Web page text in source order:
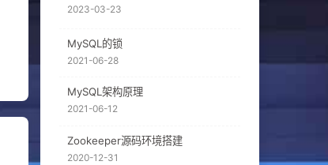
2023-03-23
MySQL的锁
2021-06-28
MySQL架构原理
2021-06-12
Zookeeper源码环境搭建
2020-12-31